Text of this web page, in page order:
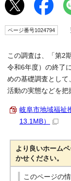
ページ番号1024794
この調査は、「第2
令和6年度）の終了
めの基礎調査として
活動の実態などを把
岐阜市地域福祉
13.1MB）
より良いホーム
かせください。
このページの